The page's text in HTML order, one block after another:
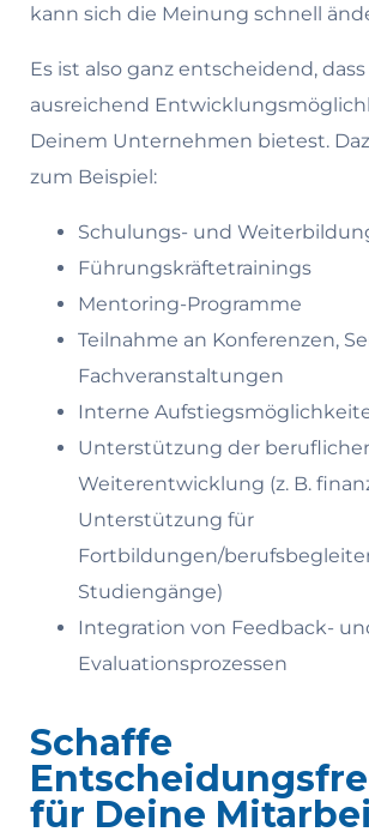
kann sich die Meinung schnell
Es ist also ganz entscheidend,
ausreichend
Deinem Unternehmen bietest.
zum Beispiel:
Schulungs- und
Führungskräftetrainings
Mentoring-Programme
Teilnahme an Konferenzen,
Fachveranstaltungen
Interne
Unterstützung der
Weiterentwicklung (z. B.
Unterstützung für
Fortbildungen/
Studiengänge)
Integration von Feedback-
Evaluationsprozessen
Schaffe
für Deine